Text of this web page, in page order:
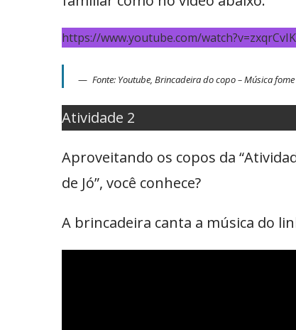
https://www.youtube.com/
Fonte: Youtube, Brincadeira do copo – Música
Atividade 2
Aproveitando os copos da
de Jó”, você conhece?
A brincadeira canta a música do